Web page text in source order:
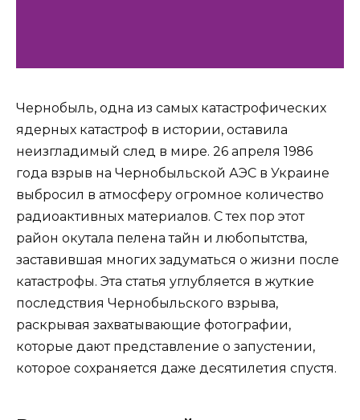
Чернобыль, одна из самых катастрофических
ядерных катастроф в истории, оставила
неизгладимый след в мире. 26 апреля 1986
года взрыв на Чернобыльской АЭС в Украине
выбросил в атмосферу огромное количество
радиоактивных материалов. С тех пор этот
район окутала пелена тайн и любопытства,
заставившая многих задуматься о жизни после
катастрофы. Эта статья углубляется в жуткие
последствия Чернобыльского взрыва,
раскрывая захватывающие фотографии,
которые дают представление о запустении,
которое сохраняется даже десятилетия спустя.